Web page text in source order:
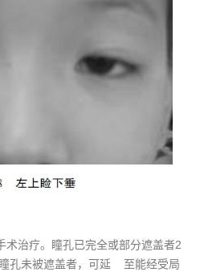
治疗。瞳孔已完全或部分遮盖者2
孔未被遮盖者，可延 至能经受局